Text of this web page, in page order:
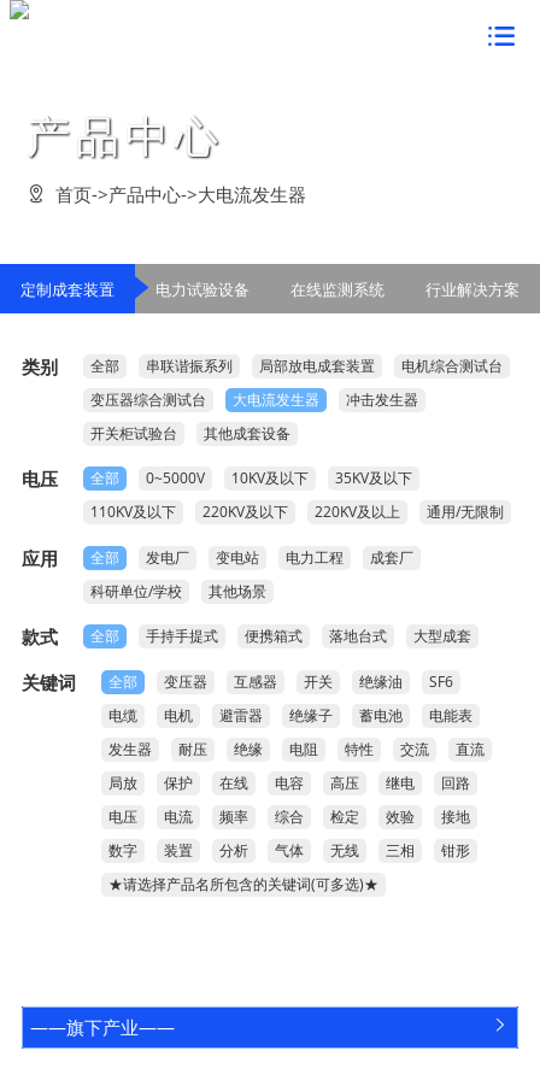

 董事长致辞
企业简介
组织架构
 发展战略
新闻中心
 电力技术检测
串联谐振方案
公告信息
产品中心
装置电机综合测试
台
变压器综合测
试台
 电力试验设备
试仪器器避雷器/绝缘
子测试直流系统/蓄
电机检测验设备接地/绝缘电
阻测试其他电测产品
及附件
 在线监测系统
变电物联网系
列
配电物联网系
列电缆隧道监测
 行业解决方案
鸿蒙形象
 经营理念
 鸿蒙风貌
企业价值观
企业愿景
 企业视频
党建工作
 群众路线教育
学习型组织
 客户见证
客户服务
联系我们
 在线留言
法律声明
 常见问题
产品中心
 首页->产品中心->大电流发生器
定制成套装置  电力试验设备 在线监测系统 行业解决方案
类别 全部 串联谐振系列 局部放电成套装置
电机综合测试台
变压器综合测试台
大电流发生器
冲击发生器
开关柜试验台
其他成套设备
电压 全部 0~5000V 10KV及以下
35KV及以下
110KV及以下
220KV及以下 220KV及以上 通用/无限制
应用 全部 发电厂 变电站 电力工程
成套厂
科研单位/学校
其他场景
款式 全部 手持手提式 便携箱式 落地台式 大型成套
关键词 全部 变压器 互感器 开关 绝缘油
SF6
电缆
电机 避雷器 绝缘子 蓄电池
电能表
发生器
耐压 绝缘 电阻 特性 交流
直流
局放
保护 在线 电容 高压 继电
回路
电压
电流 频率 综合 检定 效验
接地
数字
装置 分析 气体 无线 三相
钳形
★请选择产品名所包含的关键词(可多选)★
——旗下产业—— 